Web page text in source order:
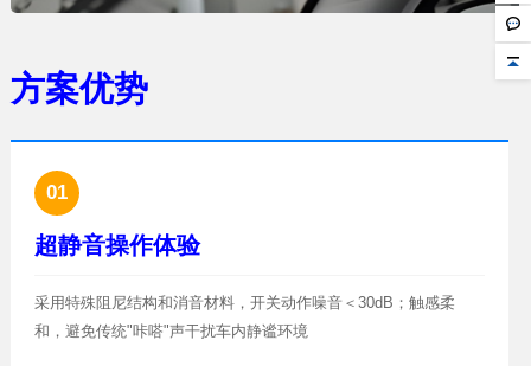
方案优势
01
超静音操作体验
和，避免传统"咔嗒"声干扰车内静谧环境